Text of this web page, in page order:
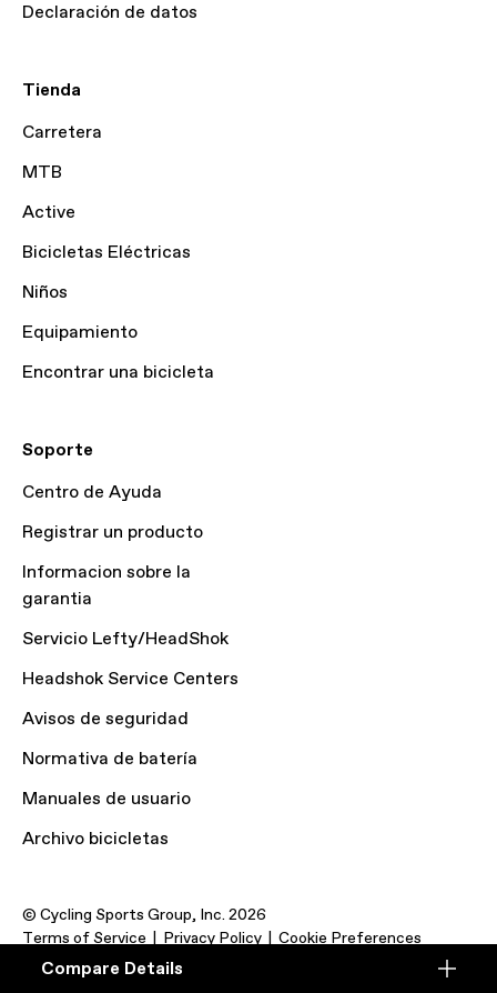
Compare
Compare Details
Declaración de datos
Tienda
Carretera
MTB
Active
Bicicletas Eléctricas
Niños
Equipamiento
Encontrar una bicicleta
Soporte
Centro de Ayuda
Registrar un producto
Informacion sobre la
garantia
Servicio Lefty/HeadShok
Headshok Service Centers
Avisos de seguridad
Normativa de batería
Manuales de usuario
Archivo bicicletas
© Cycling Sports Group, Inc. 2026
Terms of Service
Privacy Policy Cookie Preferences